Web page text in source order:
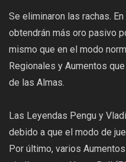
Se eliminaron las rachas.
obtendrán más oro pasivo
mismo que en el modo
Regionales y Aumentos
de las Almas.
Las Leyendas Pengu y
debido a que el modo de
Por último, varios